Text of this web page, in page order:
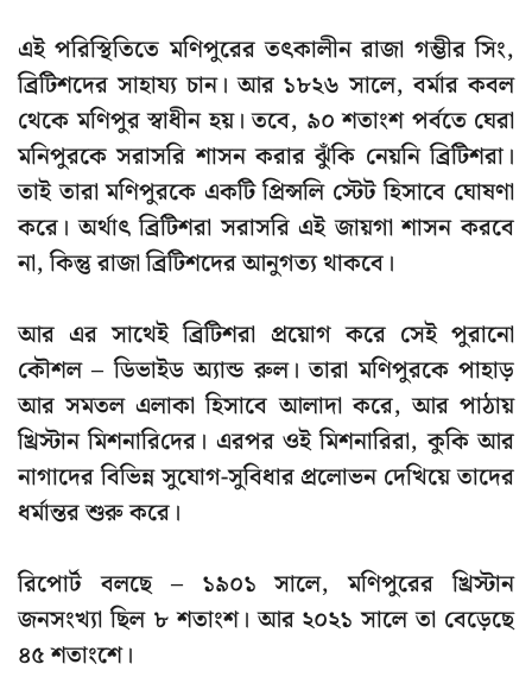
এই পরিস্থিতিতে মণিপুরের তৎকালীনরাজা গম্ভীর সিং,
ব্রিটিশদের সাহায্য চান। আর ১৮২৬ সালে, বর্মার কবল
থেকে মণিপুর স্বাধীন হয়। তবে, ৯০ শতাংশ পর্বতে ঘেরা
মনিপুরকে সরাসরি শাসন করার ঝুঁকি নেয়নি ব্রিটিশরা।
তাই তারা মণিপুরকে একটিপ্রিন্সলি স্টেটহিসাবে ঘোষণা
করে। অর্থাৎ ব্রিটিশরা সরাসরি এই জায়গা শাসন করবে
না, কিন্তু রাজা ব্রিটিশদের আনুগত্য থাকবে।
আর এর সাথেই ব্রিটিশরা প্রয়োগ করে সেই পুরানো
কৌশল –ডিভাইড অ্যান্ড রুল। তারা মণিপুরকে পাহাড়
আর সমতল এলাকা হিসাবে আলাদা করে, আর পাঠায়
খ্রিস্টান মিশনারিদের। এরপর ওই মিশনারিরা, কুকি আর
নাগাদের বিভিন্ন সুযোগ-সুবিধার প্রলোভন দেখিয়ে তাদের
ধর্মান্তর শুরু করে।
রিপোর্ট বলছে – ১৯০১ সালে, মণিপুরের খ্রিস্টান
জনসংখ্যা ছিল ৮ শতাংশ। আর ২০২১ সালে তা বেড়েছে
৪৫ শতাংশে।